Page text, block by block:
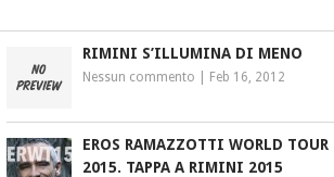
RIMINI S’ILLUMINA DI MENO
Nessun commento Feb 16, 2012
EROS RAMAZZOTTI WORLD TOUR
2015. TAPPA A RIMINI 2015